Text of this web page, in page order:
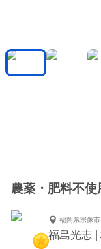
農薬・肥料不使
福岡県宗像市
福島光志 |